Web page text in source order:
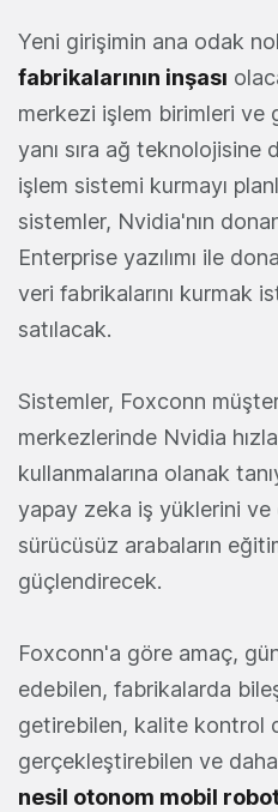
Yeni girişimin ana odak
fabrikalarının inşası
merkezi işlem birimleri ve
yanı sıra ağ teknolojisine
işlem sistemi kurmayı
sistemler, Nvidia'nın
Enterprise yazılımı ile
veri fabrikalarını kurmak
satılacak.
Sistemler, Foxconn
merkezlerinde Nvidia
kullanmalarına olanak
yapay zeka iş yüklerini
sürücüsüz arabaların
güçlendirecek.
Foxconn'a göre amaç,
edebilen, fabrikalarda
getirebilen, kalite kontrol
gerçekleştirebilen ve daha
nesil otonom mobil